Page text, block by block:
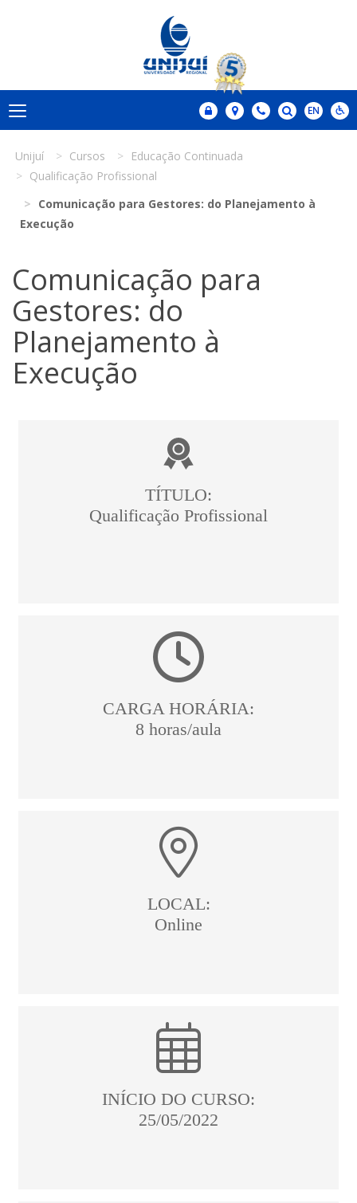
Unijuí Cursos
Educação Continuada
Qualificação Profissional
Comunicação para Gestores: do Planejamento à
Execução
Comunicação para
Gestores: do
Planejamento à
Execução